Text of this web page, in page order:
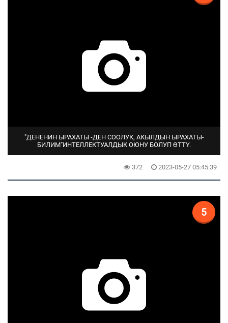
"ДЕНЕНИН ЫРАХАТЫ -ДЕН СООЛУК, АКЫЛДЫН ЫРАХАТЫ-
БИЛИМ"ИНТЕЛЛЕКТУАЛДЫК ОЮНУ БОЛУП ӨТТҮ.
372 2023-05-27 05:45:39
5